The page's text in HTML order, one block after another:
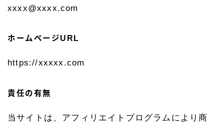
xxxx@xxxx.com
ホームページURL
https://xxxxx.com
責任の有無
当サイトは、アフィリエイトプログラムにより商